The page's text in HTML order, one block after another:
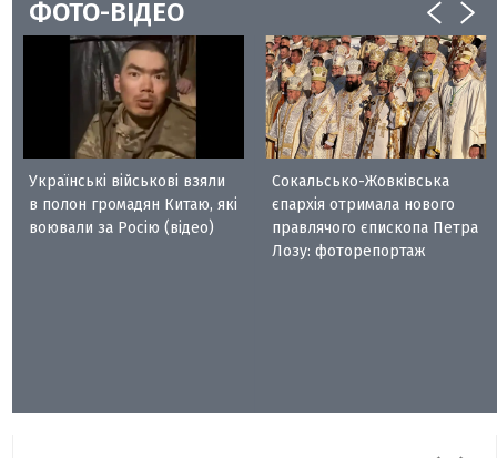
ФОТО-ВІДЕО
Українські військові взяли
в полон громадян Китаю, які
воювали за Росію (відео)
Сокальсько-Жовківська
єпархія отримала нового
правлячого єпископа Петра
Лозу: фоторепортаж